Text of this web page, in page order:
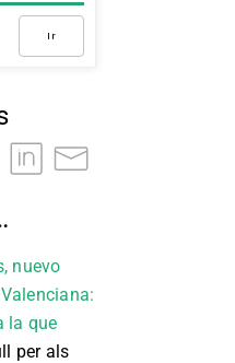
Ir
nuevo
la que
per als